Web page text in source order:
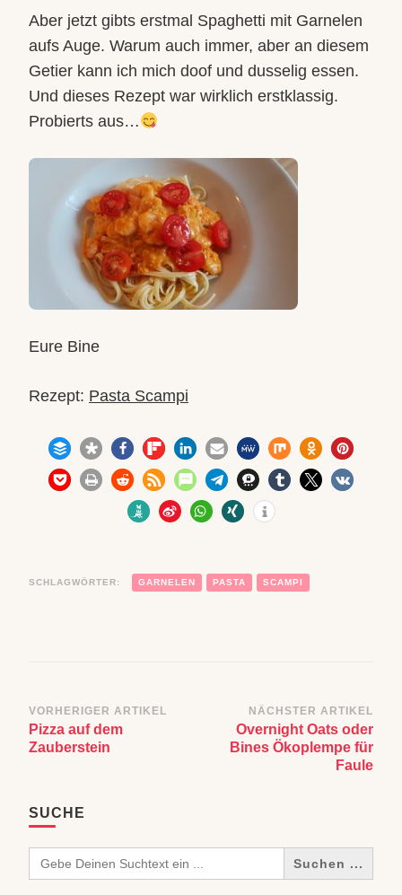
Aber jetzt gibts erstmal Spaghetti mit Garnelen
aufs Auge. Warum auch immer, aber an diesem
Getier kann ich mich doof und dusselig essen.
Und dieses Rezept war wirklich erstklassig.
Probierts aus…
Eure Bine
Rezept: Pasta Scampi
SCHLAGWÖRTER: GARNELEN PASTA SCAMPI
Beitragsnavigation
VORHERIGER ARTIKEL
Pizza auf dem
Zauberstein
NÄCHSTER ARTIKEL
Overnight Oats oder
Bines Ökoplempe für
Faule
SUCHE
Search
for: